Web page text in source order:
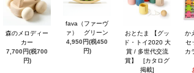
森のメロディー
カー
7,700円(税700
円)
fava（ファーヴ
ァ） グリーン
4,950円(税450
円)
おとたま 【グッ
ド・トイ2020 大
賞 / 多世代交流
賞】 [カタログ
掲載]
か
セ
カ